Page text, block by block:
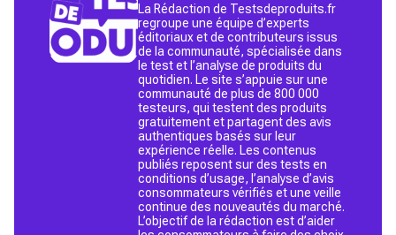
La Rédaction de Testsdeproduits.fr
regroupe une équipe d’experts
éditoriaux et de contributeurs issus
de la communauté, spécialisée dans
le test et l’analyse de produits du
quotidien. Le site s’appuie sur une
communauté de plus de 800 000
testeurs, qui testent des produits
gratuitement et partagent des avis
authentiques basés sur leur
expérience réelle. Les contenus
publiés reposent sur des tests en
conditions d’usage, l’analyse d’avis
consommateurs vérifiés et une veille
continue des nouveautés du marché.
L’objectif de la rédaction est d’aider